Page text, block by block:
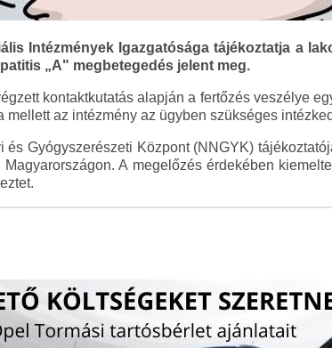
Intézmények Igazgatósága tájékoztatja a
„A" megbetegedés jelent meg.
kontaktkutatás alapján a fertőzés veszélye
mellett az intézmény az ügyben szükséges
és Gyógyszerészeti Központ (NNGYK)
Magyarországon. A megelőzés érdekében